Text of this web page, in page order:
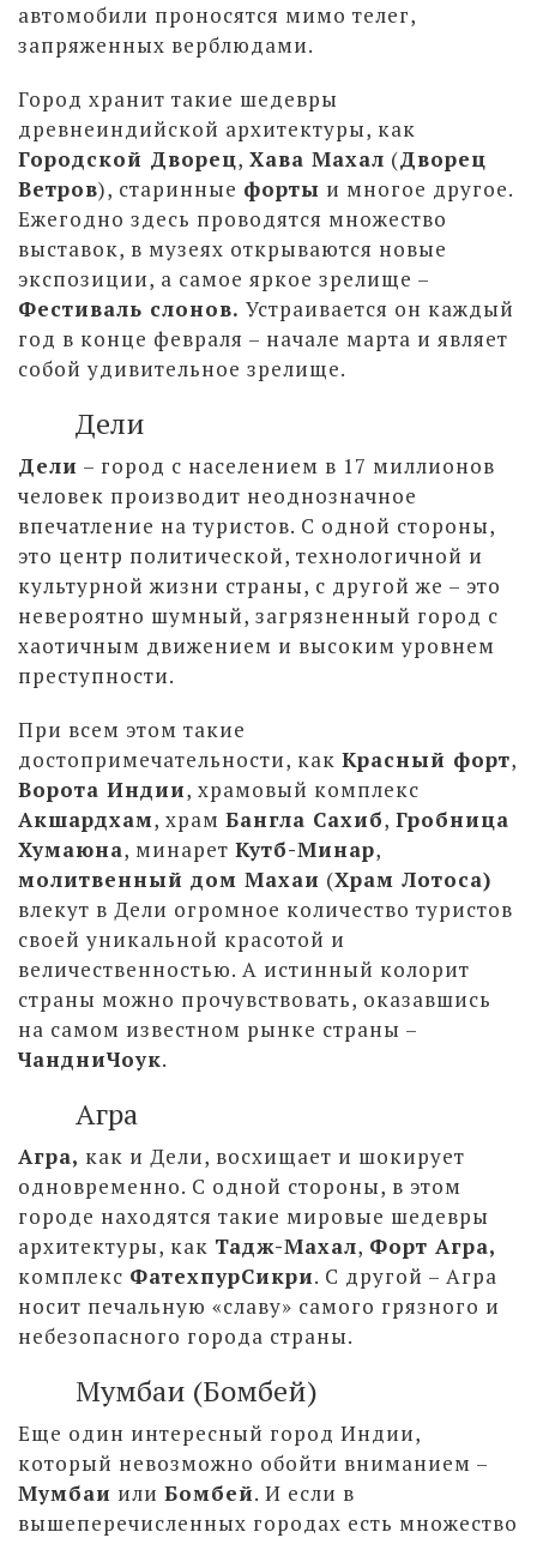
автомобили проносятся мимо телег,
запряженных верблюдами.
Город хранит такие шедевры
древнеиндийской архитектуры, как
Городской Дворец, Хава Махал (Дворец
Ветров), старинные форты и многое другое.
Ежегодно здесь проводятся множество
выставок, в музеях открываются новые
экспозиции, а самое яркое зрелище –
Фестиваль слонов. Устраивается он каждый
год в конце февраля – начале марта и являет
собой удивительное зрелище.
Дели
Дели – город с населением в 17 миллионов
человек производит неоднозначное
впечатление на туристов. С одной стороны,
это центр политической, технологичной и
культурной жизни страны, с другой же – это
невероятно шумный, загрязненный город с
хаотичным движением и высоким уровнем
преступности.
При всем этом такие
достопримечательности, как Красный форт,
Ворота Индии, храмовый комплекс
Акшардхам, храм Бангла Сахиб, Гробница
Хумаюна, минарет Кутб-Минар,
молитвенный дом Махаи (Храм Лотоса)
влекут в Дели огромное количество туристов
своей уникальной красотой и
величественностью. А истинный колорит
страны можно прочувствовать, оказавшись
на самом известном рынке страны –
ЧандниЧоук.
Агра
Агра, как и Дели, восхищает и шокирует
одновременно. С одной стороны, в этом
городе находятся такие мировые шедевры
архитектуры, как Тадж-Махал, Форт Агра,
комплекс ФатехпурСикри. С другой – Агра
носит печальную «славу» самого грязного и
небезопасного города страны.
Мумбаи (Бомбей)
Еще один интересный город Индии,
который невозможно обойти вниманием –
Мумбаи или Бомбей. И если в
вышеперечисленных городах есть множество